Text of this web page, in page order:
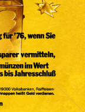
1976